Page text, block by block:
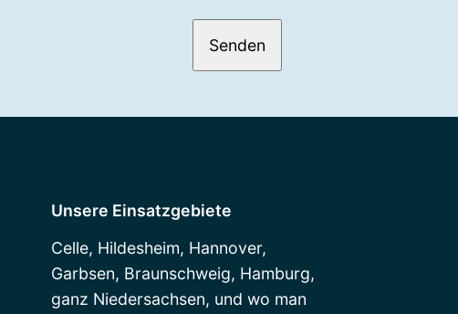
Unsere Einsatzgebiete
Celle, Hildesheim, Hannover,
Garbsen, Braunschweig, Hamburg,
ganz Niedersachsen, und wo man